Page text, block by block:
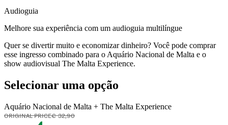
Audioguia
Melhore sua experiência com um audioguia multilíngue
Quer se divertir muito e economizar dinheiro? Você pode comprar
esse ingresso combinado para o Aquário Nacional de Malta e o
show audiovisual The Malta Experience.
Selecionar uma opção
Aquário Nacional de Malta + The Malta Experience
ORIGINAL PRICE€ 32,90